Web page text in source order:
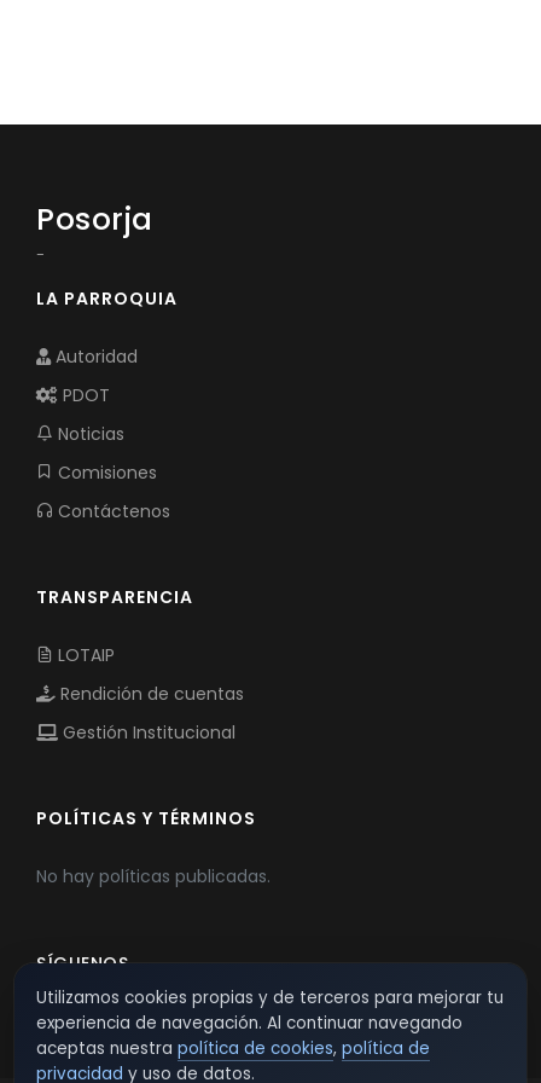
Plan de desarrollo y Ordenamiento Territorial -
Plan Operativo Anual - POA
PRESUPUESTO: EJECUCIÓN Y REPORTES
Cédulas presupuestarias y balances
Procesos de contratación
Ejecución Presupuestaria
Obras y proyectos
Posorja
-
LA PARROQUIA
Autoridad
PDOT
Noticias
Comisiones
Contáctenos
TRANSPARENCIA
LOTAIP
Rendición de cuentas
Gestión Institucional
POLÍTICAS Y TÉRMINOS
No hay políticas publicadas.
SÍGUENOS
Utilizamos cookies propias y de terceros para mejorar tu
experiencia de navegación. Al continuar navegando
aceptas nuestra política de cookies, política de
privacidad y uso de datos.